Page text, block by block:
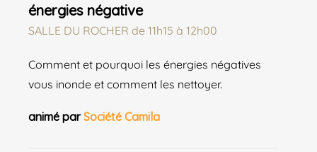
énergies négative
SALLE DU ROCHER de 11h15 à 12h00
Comment et pourquoi les énergies négatives
vous inonde et comment les nettoyer.
animé parSociété Camila